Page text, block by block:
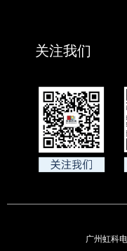
关注我们
广州虹科